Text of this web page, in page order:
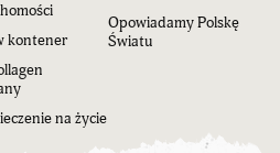
kontener
na życie
Opowiadamy Polskę
Światu